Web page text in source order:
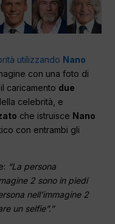
utilizzando Nano
con una foto di
caricamento due
celebrità, e
che istruisce Nano
con entrambi gli
“La persona
2 sono in piedi
nell'immagine 2
un selfie”.”